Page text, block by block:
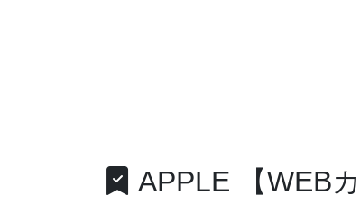
APPLE 【WEB